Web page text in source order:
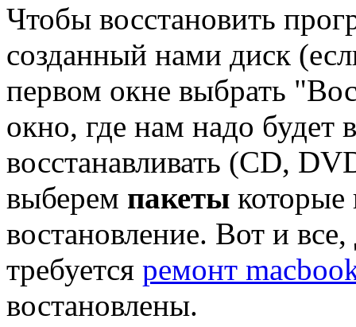
Чтобы восстановить
созданный нами диск
первом окне выбрать
окно, где нам надо будет
восстанавливать (CD,
выберем пакеты
востановление. Вот и
требуется ремонт
востановлены.